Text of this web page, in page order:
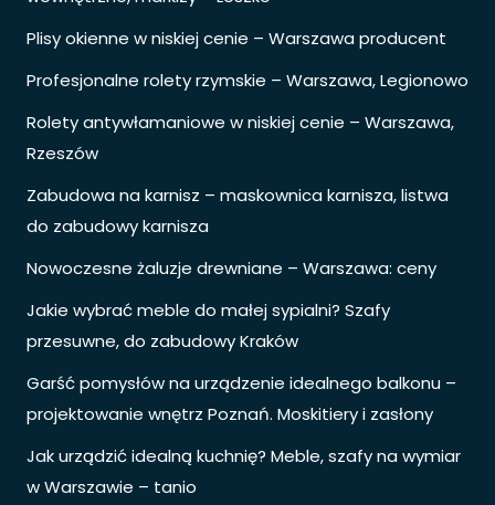
Plisy okienne w niskiej cenie – Warszawa producent
Profesjonalne rolety rzymskie – Warszawa, Legionowo
Rolety antywłamaniowe w niskiej cenie – Warszawa,
Rzeszów
Zabudowa na karnisz – maskownica karnisza, listwa
do zabudowy karnisza
Nowoczesne żaluzje drewniane – Warszawa: ceny
Jakie wybrać meble do małej sypialni? Szafy
przesuwne, do zabudowy Kraków
Garść pomysłów na urządzenie idealnego balkonu –
projektowanie wnętrz Poznań. Moskitiery i zasłony
Jak urządzić idealną kuchnię? Meble, szafy na wymiar
w Warszawie – tanio